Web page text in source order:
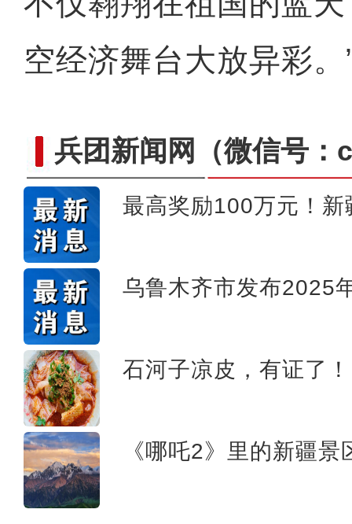
空经济舞台大放异彩。
兵团新闻网 （微信号
最高奖励100万元！
乌鲁木齐市发布2025
石河子凉皮，有证了！
《哪吒2》里的新疆